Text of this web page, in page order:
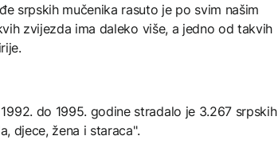
srpskih mučenika rasuto je po svim našim
zvijezda ima daleko više, a jedno od takvih
do 1995. godine stradalo je 3.267 srpskih
djece, žena i staraca".